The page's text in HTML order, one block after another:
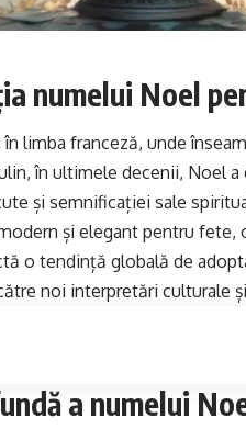
numelui Noel
limba franceză, unde
în ultimele decenii, Noel
și semnificației sale
și elegant pentru
o tendință globală de
noi interpretări culturale
a numelui